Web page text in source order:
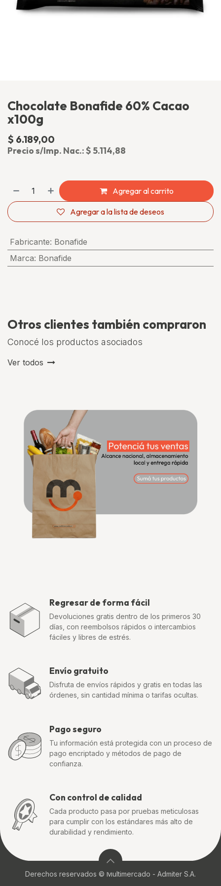
Chocolate Bonafide 60% Cacao
x100g
$ 6.189,00
Precio s/Imp. Nac.:$ 5.114,88
Agregar al carrito
Agregar a la lista de deseos
Fabricante: Bonafide
Marca: Bonafide
Otros clientes también compraron
Conocé los productos asociados
Ver todos
Regresar de forma fácil
Devoluciones gratis dentro de los primeros 30
días, con reembolsos rápidos o intercambios
fáciles y libres de estrés.
Envío gratuito
Disfruta de envíos rápidos y gratis en todas las
órdenes, sin cantidad mínima o tarifas ocultas.
Pago seguro
Tu información está protegida con un proceso de
pago encriptado y métodos de pago de
confianza.
Con control de calidad
Cada producto pasa por pruebas meticulosas
para cumplir con los estándares más alto de
durabilidad y rendimiento.
Derechos reservados © Multimercado - Admiter S.A.